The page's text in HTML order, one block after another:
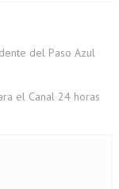
del Paso Azul
el Canal 24 horas